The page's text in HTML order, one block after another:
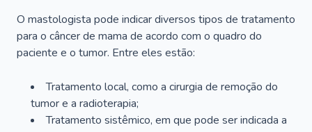
O mastologista pode indicar diversos tipos de tratamento
para o câncer de mama de acordo com o quadro do
paciente e o tumor. Entre eles estão:
Tratamento local, como a cirurgia de remoção do
tumor e a radioterapia;
Tratamento sistêmico, em que pode ser indicada a